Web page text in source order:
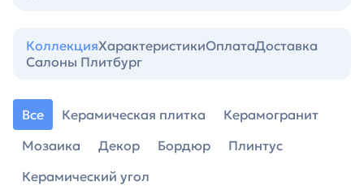
КоллекцияХарактеристикиОплатаДоставка
Салоны Плитбург
Все Керамическая плитка
Керамогранит
Мозаика
Декор Бордюр
Плинтус
Керамический угол